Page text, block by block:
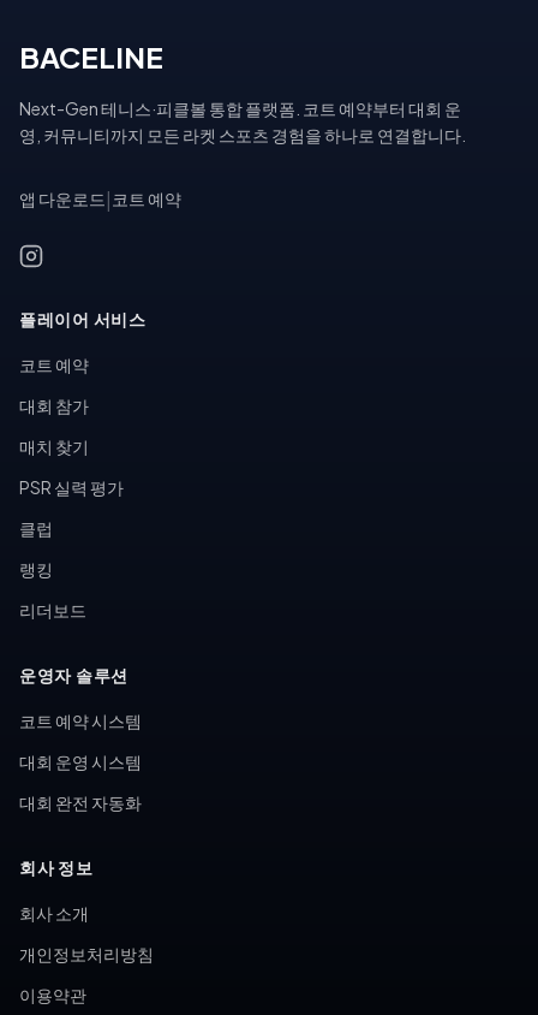
BACELINE
Next-Gen 테니스·피클볼 통합 플랫폼. 코트 예약부터 대회 운
영, 커뮤니티까지 모든 라켓 스포츠 경험을 하나로 연결합니다.
앱 다운로드 코트 예약
플레이어 서비스
코트 예약
대회 참가
매치 찾기
PSR 실력 평가
클럽
랭킹
리더보드
운영자 솔루션
코트 예약 시스템
대회 운영 시스템
대회 완전 자동화
회사 정보
회사 소개
개인정보처리방침
이용약관